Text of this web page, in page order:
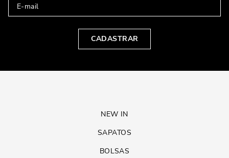
CADASTRAR
NEW IN
SAPATOS
BOLSAS